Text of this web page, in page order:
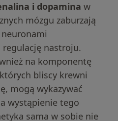
i dopamina w
mózgu zaburzają
nastroju.
na komponentę
bliscy krewni
mogą wykazywać
wystąpienie tego
sama w sobie nie